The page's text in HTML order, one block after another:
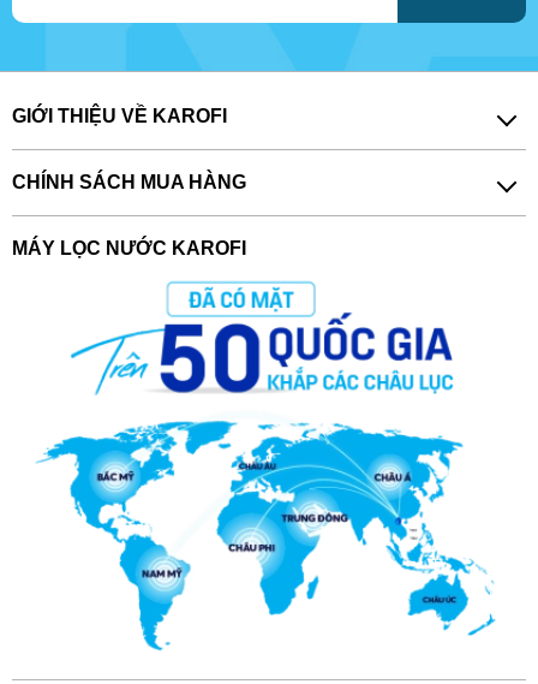
GIỚI THIỆU VỀ KAROFI
CHÍNH SÁCH MUA HÀNG
MÁY LỌC NƯỚC KAROFI